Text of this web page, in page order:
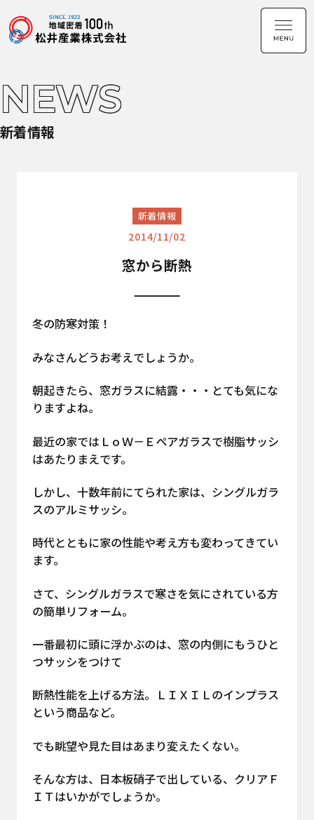
NEWS
新着情報
新着情報
2014/11/02
窓から断熱
冬の防寒対策！
みなさんどうお考えでしょうか。
朝起きたら、窓ガラスに結露・・・とても気にな
りますよね。
最近の家ではＬｏＷ－Ｅペアガラスで樹脂サッシ
はあたりまえです。
しかし、十数年前にてられた家は、シングルガラ
スのアルミサッシ。
時代とともに家の性能や考え方も変わってきてい
ます。
さて、シングルガラスで寒さを気にされている方
の簡単リフォーム。
一番最初に頭に浮かぶのは、窓の内側にもうひと
つサッシをつけて
断熱性能を上げる方法。ＬＩＸＩＬのインプラス
という商品など。
でも眺望や見た目はあまり変えたくない。
そんな方は、日本板硝子で出している、クリアＦ
ＩＴはいかがでしょうか。